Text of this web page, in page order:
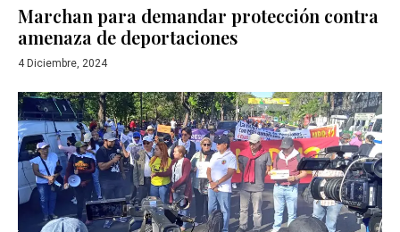
Marchan para demandar protección contra
amenaza de deportaciones
4 Diciembre, 2024